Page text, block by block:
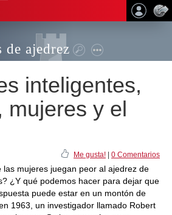
de ajedrez
inteligentes,
mujeres y el
Me gusta! 0 Comentarios
mujeres juegan peor al ajedrez de
¿Y qué podemos hacer para dejar que
puede estar en un montón de
1963, un investigador llamado Robert